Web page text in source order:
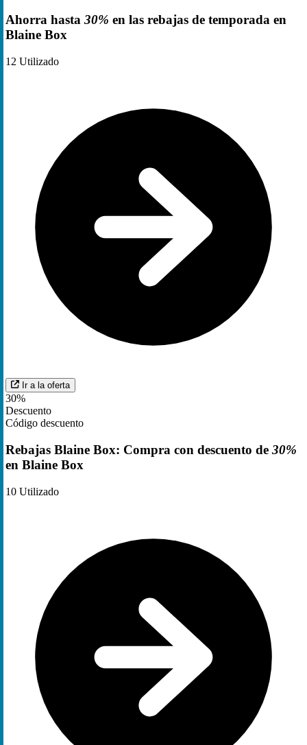
Ahorra hasta 30% en las rebajas de temporada en
Blaine Box
12 Utilizado
Ir a la oferta
30%
Descuento
Código descuento
Rebajas Blaine Box: Compra con descuento de 30%
en Blaine Box
10 Utilizado